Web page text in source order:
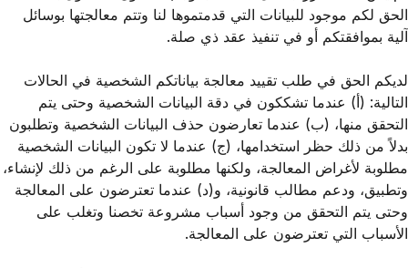
الحق لكم موجود للبيانات التي قدمتموها لنا وتتم معالجتها بوسائل
آلية بموافقتكم أو في تنفيذ عقد ذي صلة.
لديكم الحق في طلب تقييد معالجة بياناتكم الشخصية في الحالات
التالية: (أ) عندما تشككون في دقة البيانات الشخصية وحتى يتم
التحقق منها، (ب) عندما تعارضون حذف البيانات الشخصية وتطلبون
بدلاً من ذلك حظر استخدامها، (ج) عندما لا تكون البيانات الشخصية
مطلوبة لأغراض المعالجة، ولكنها مطلوبة على الرغم من ذلك لإنشاء،
وتطبيق، ودعم مطالب قانونية، و(د) عندما تعترضون على المعالجة
وحتى يتم التحقق من وجود أسباب مشروعة تخصنا وتغلب على
الأسباب التي تعترضون على المعالجة.